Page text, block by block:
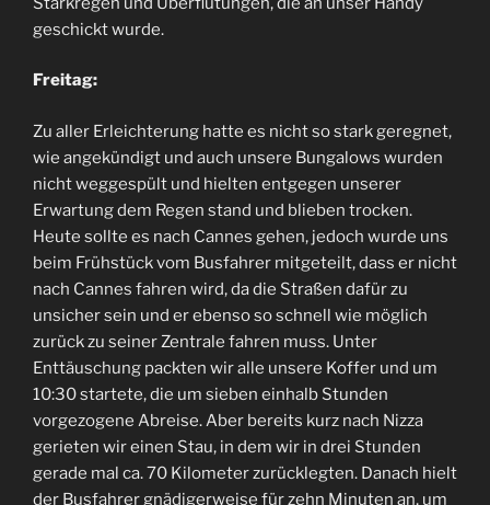
geschickt wurde.
Freitag:
Zu aller Erleichterung hatte es nicht so stark geregnet,
wie angekündigt und auch unsere Bungalows wurden
nicht weggespült und hielten entgegen unserer
Erwartung dem Regen stand und blieben trocken.
Heute sollte es nach Cannes gehen, jedoch wurde uns
beim Frühstück vom Busfahrer mitgeteilt, dass er nicht
nach Cannes fahren wird, da die Straßen dafür zu
unsicher sein und er ebenso so schnell wie möglich
zurück zu seiner Zentrale fahren muss. Unter
Enttäuschung packten wir alle unsere Koffer und um
10:30 startete, die um sieben einhalb Stunden
vorgezogene Abreise. Aber bereits kurz nach Nizza
gerieten wir einen Stau, in dem wir in drei Stunden
gerade mal ca. 70 Kilometer zurücklegten. Danach hielt
der Busfahrer gnädigerweise für zehn Minuten an, um